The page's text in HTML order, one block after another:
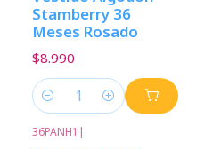
Stamberry 36
Meses Rosado
$8.990
Cantidad
36PANH1 |